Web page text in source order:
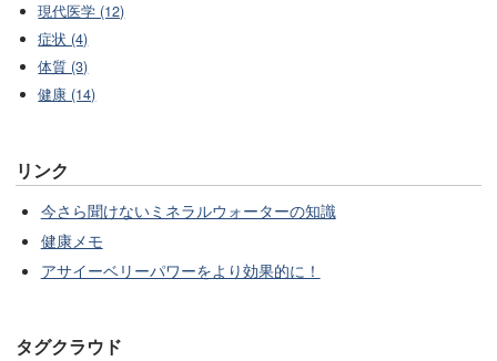
現代医学 (12)
症状 (4)
体質 (3)
健康 (14)
リンク
今さら聞けないミネラルウォーターの知識
健康メモ
アサイーベリーパワーをより効果的に！
タグクラウド